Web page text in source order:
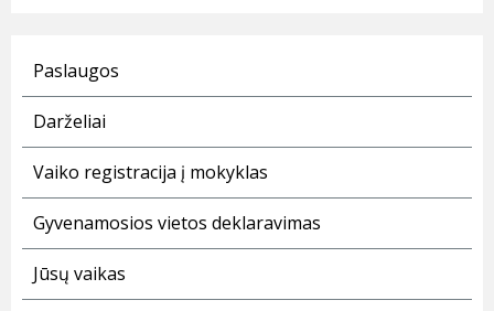
Paslaugos
Darželiai
Vaiko registracija į mokyklas
Gyvenamosios vietos deklaravimas
Jūsų vaikas